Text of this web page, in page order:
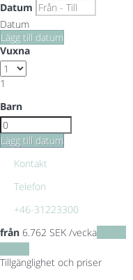
Datum
Datum
Lägg till datum
Vuxna
1
Barn
Lägg till datum
Kontakt
Telefon
+46-31223300
från 6.762 SEK /vecka
Tillgänglighet och priser